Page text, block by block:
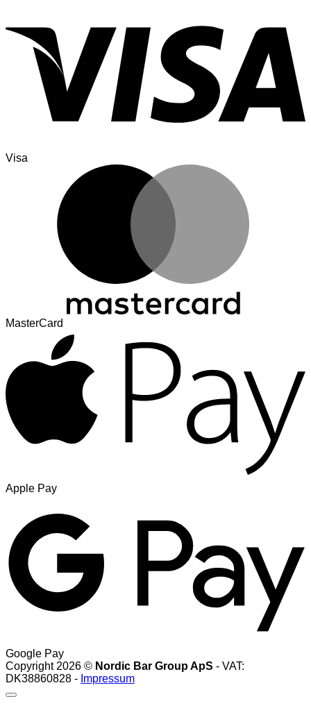
Visa
MasterCard
Apple Pay
Google Pay
Copyright 2026 © Nordic Bar Group ApS - VAT:
DK38860828 - Impressum